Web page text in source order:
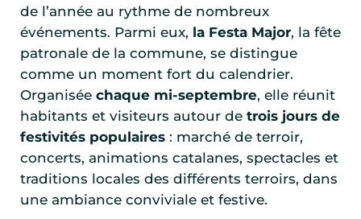
de l’année au rythme de nombreux
événements. Parmi eux, la Festa Major, la fête
patronale de la commune, se distingue
comme un moment fort du calendrier.
Organisée chaque mi-septembre, elle réunit
habitants et visiteurs autour de trois jours de
festivités populaires : marché de terroir,
concerts, animations catalanes, spectacles et
traditions locales des différents terroirs, dans
une ambiance conviviale et festive.